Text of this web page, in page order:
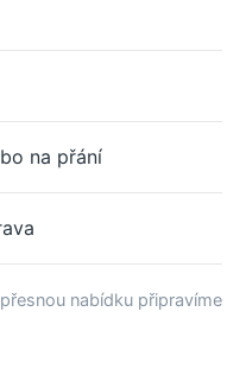
na přání
nabídku připravíme